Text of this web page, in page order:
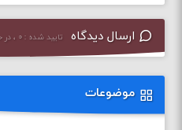
ارسال دیدگاه تایید شده : ۰ ، در حال بررسی : ۰ ، مجموع : ۰ نظر
موضوعات